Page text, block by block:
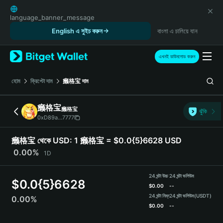
English
日本語
Русский
Español (Latinoamérica)
Türkçe
Italiano
Deutsch
简体中文
繁體中文
Português (Portugal)
Bahasa Indonesia
Español
language_banner_message
English এ সুইচ করুন
বাংলা এ চালিয়ে যান
এখনই ডাউনলোড করুন
হোম ক্রিপ্টো দাম 癞格宝 দাম
癞格宝癞格宝
0xD89a...7777
ঝুঁকি
癞格宝 থেকে USD: 1 癞格宝 = $0.0{5}6628 USD
0.00%
1D
$0.0{5}6628
0.00%
24 ঘন্টা উচ্চ
$0.00
24 ঘন্টা নিম্ন
$0.00
24 ঘন্টা ভলিউম
--
24 ঘন্টা ভলিউম(USDT)
--